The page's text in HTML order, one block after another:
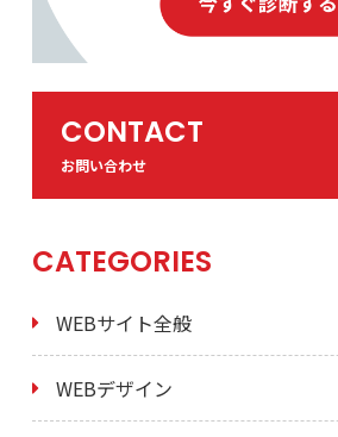
CONTACT
お問い合わせ
CATEGORIES
WEBサイト全般
WEBデザイン